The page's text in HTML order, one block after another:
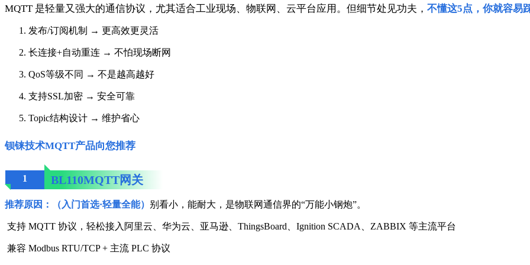
MQTT 是轻量又强大的通信协议，尤其适合工业现场、物联网、云平台应用。但细节处见功夫， 不懂这5点，你就容易
发布/订阅机制 → 更高效更灵活
长连接+自动重连 → 不怕现场断网
QoS等级不同 → 不是越高越好
支持SSL加密 → 安全可靠
Topic结构设计 → 维护省心
钡铼技术MQTT产品向您推荐
1 BL110MQTT网关
推荐原因：（入门首选·轻量全能） 别看小，能耐大，是物联网通信界的“万能小钢炮”。
支持 MQTT 协议，轻松接入阿里云、华为云、亚马逊、ThingsBoard、Ignition SCADA、ZABBIX 等主流平台
兼容 Modbus RTU/TCP + 主流 PLC 协议